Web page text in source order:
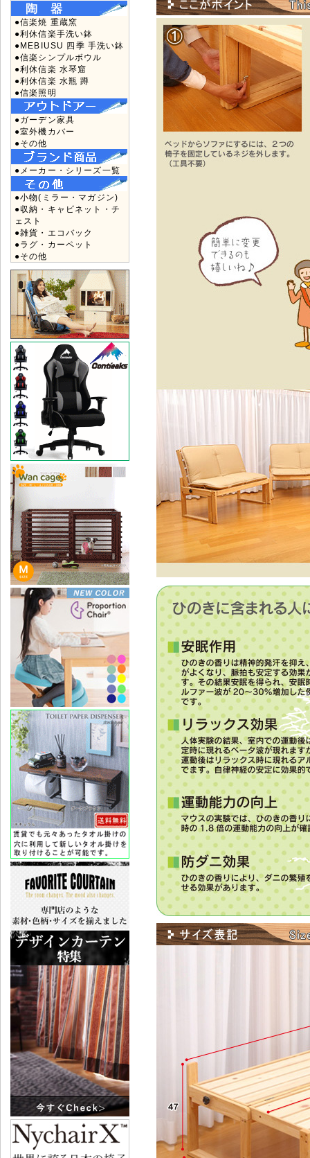
●信楽焼 重蔵窯
●利休信楽手洗い鉢
●MEBIUSU 四季 手洗い鉢
●信楽シンプルボウル
●利休信楽 水琴窟
●利休信楽 水瓶 蹲
●信楽照明
●ガーデン家具
●室外機カバー
●その他
●メーカー・シリーズ一覧
●小物(ミラー・マガジン)
●収納・キャビネット・チ
ェスト
●雑貨・エコバック
●ラグ・カーペット
●その他